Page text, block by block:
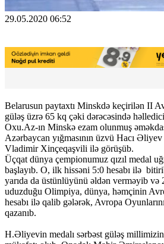
29.05.2020 06:52
Belarusun paytaxtı Minskdə keçirilən II
güləş üzrə 65 kq çəki dərəcəsində
Oxu.Az-ın Minskə ezam olunmuş
Azərbaycan yığmasının üzvü Hacı
Vladimir Xinçeqaşvili ilə görüşüb.
Üçqat dünya çempionumuz qızıl medal
başlayıb. O, ilk hissəni 5:0 hesabı ilə
yarıda da üstünlüyünü əldən verməyib və
uduzduğu Olimpiya, dünya, həmçinin
hesabı ilə qalib gələrək, Avropa
qazanıb.
H.Əliyevin medalı sərbəst güləş